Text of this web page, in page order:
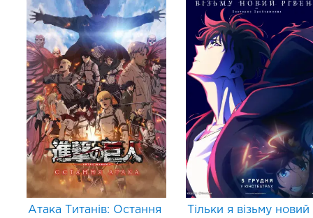
Атака Титанів: Остання
Тільки я візьму новий